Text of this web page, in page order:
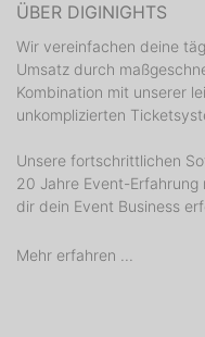
ÜBER DIGINIGHTS
Wir vereinfachen deine
Umsatz durch
Kombination mit unserer
unkomplizierten
Unsere fortschrittlichen
20 Jahre Event-
dir dein Event Business
Mehr erfahren ...